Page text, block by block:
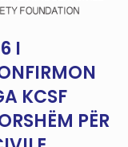
I
KCSF
PËR